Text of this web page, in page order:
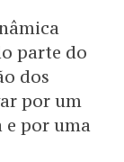
parte do
dos
por um
e por uma